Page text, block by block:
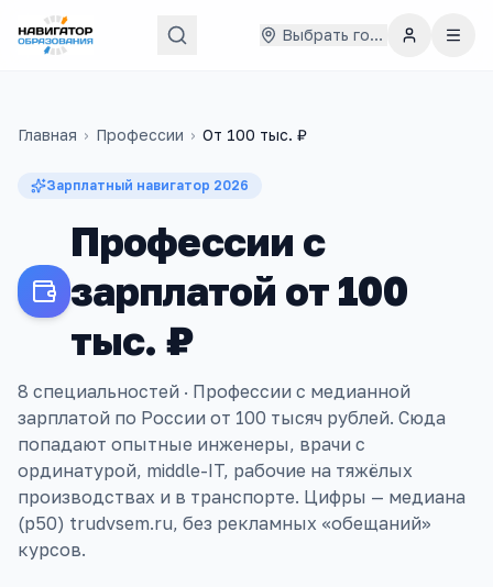
Выбрать город
Главная › Профессии › От 100 тыс. ₽
Зарплатный навигатор 2026
Профессии с
зарплатой от 100
тыс. ₽
8 специальностей · Профессии с медианной
зарплатой по России от 100 тысяч рублей. Сюда
попадают опытные инженеры, врачи с
ординатурой, middle-IT, рабочие на тяжёлых
производствах и в транспорте. Цифры — медиана
(p50) trudvsem.ru, без рекламных «обещаний»
курсов.